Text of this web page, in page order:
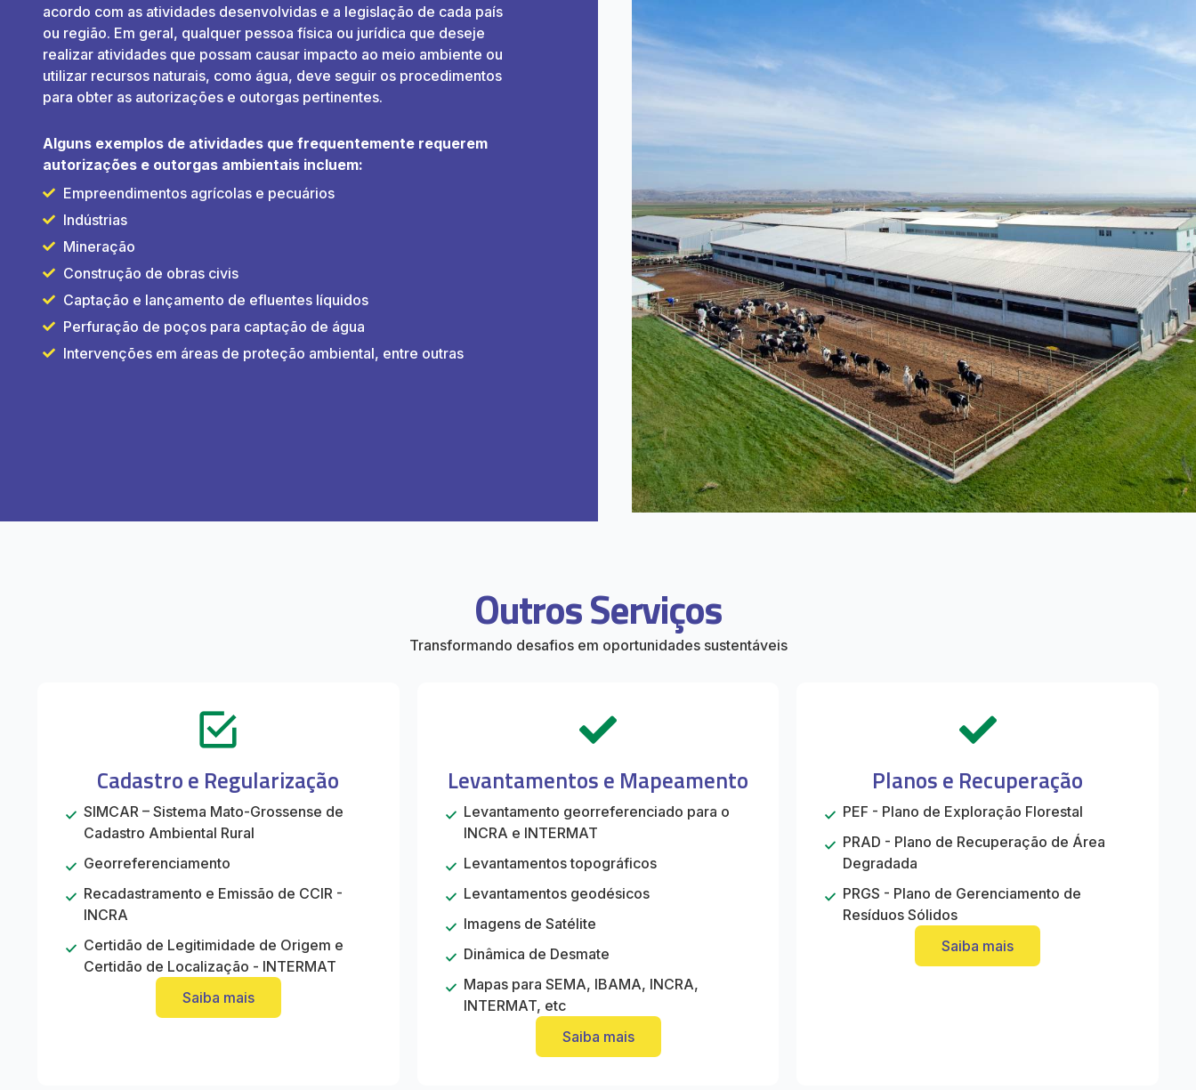
acordo com as atividades desenvolvidas e a legislação de cada país
ou região. Em geral, qualquer pessoa física ou jurídica que deseje
realizar atividades que possam causar impacto ao meio ambiente ou
utilizar recursos naturais, como água, deve seguir os procedimentos
para obter as autorizações e outorgas pertinentes.
Alguns exemplos de atividades que frequentemente requerem
autorizações e outorgas ambientais incluem:
Empreendimentos agrícolas e pecuários
Indústrias
Mineração
Construção de obras civis
Captação e lançamento de efluentes líquidos
Perfuração de poços para captação de água
Intervenções em áreas de proteção ambiental, entre outras
Outros Serviços
Transformando desafios em oportunidades sustentáveis
Cadastro e Regularização
SIMCAR – Sistema Mato-Grossense de
Cadastro Ambiental Rural
Georreferenciamento
Recadastramento e Emissão de CCIR -
INCRA
Certidão de Legitimidade de Origem e
Certidão de Localização - INTERMAT
Saiba mais
Levantamentos e Mapeamento
Levantamento georreferenciado para o
INCRA e INTERMAT
Levantamentos topográficos
Levantamentos geodésicos
Imagens de Satélite
Dinâmica de Desmate
Mapas para SEMA, IBAMA, INCRA,
INTERMAT, etc
Saiba mais
Planos e Recuperação
PEF - Plano de Exploração Florestal
PRAD - Plano de Recuperação de Área
Degradada
PRGS - Plano de Gerenciamento de
Resíduos Sólidos
Saiba mais